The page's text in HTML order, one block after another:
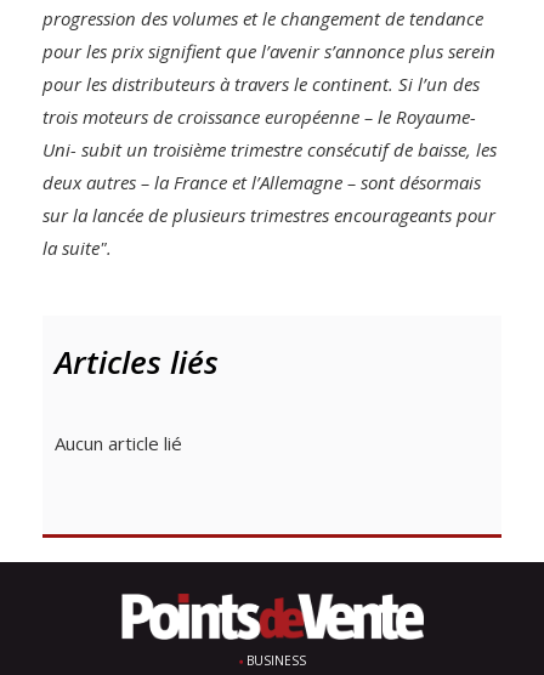
progression des volumes et le changement de tendance
pour les prix signifient que l’avenir s’annonce plus serein
pour les distributeurs à travers le continent. Si l’un des
trois moteurs de croissance européenne – le Royaume-
Uni- subit un troisième trimestre consécutif de baisse, les
deux autres – la France et l’Allemagne – sont désormais
sur la lancée de plusieurs trimestres encourageants pour
la suite".
Articles liés
Aucun article lié
BUSINESS